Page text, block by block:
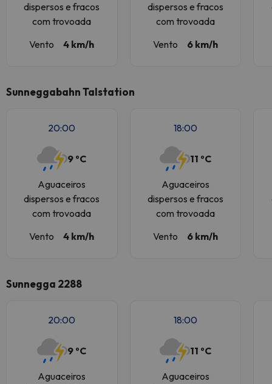
dispersos e fracos
com trovoada
Vento
4 km/h
dispersos e fracos
com trovoada
Vento
6 km/h
Sunneggabahn Talstation
20:00
9 ºC
Aguaceiros
dispersos e fracos
com trovoada
Vento
4 km/h
18:00
11 ºC
Aguaceiros
dispersos e fracos
com trovoada
Vento
6 km/h
Sunnegga 2288
20:00
9 ºC
Aguaceiros
18:00
11 ºC
Aguaceiros